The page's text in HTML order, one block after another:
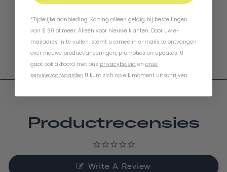
voor meer informatie.
Productrecensies
Write A Review
*Tijdelijke aanbieding. Korting alleen geldig bij bestellingen
van $ 60 of meer. Alleen voor nieuwe klanten. Door uw e-
mailadres in te vullen, stemt u ermee in e-mails te ontvangen
over nieuwe productlanceringen, promoties en updates. U
gaat ook akkoord met ons privacybeleid en onze
servicevoorwaarden.U kunt zich op elk moment uitschrijven.